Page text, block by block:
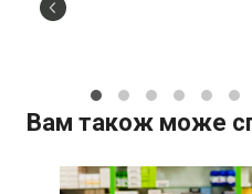
Вам також може